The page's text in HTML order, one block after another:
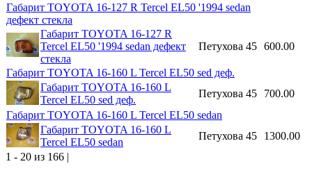
Габарит TOYOTA 16-127 R Tercel EL50 '1994 sedan
дефект стекла
Габарит TOYOTA 16-127 R
Tercel EL50 '1994 sedan дефект
стекла
Петухова 45 600.00
Габарит TOYOTA 16-160 L Tercel EL50 sed деф.
Габарит TOYOTA 16-160 L
Tercel EL50 sed деф.
Петухова 45
700.00
Габарит TOYOTA 16-160 L Tercel EL50 sedan
Габарит TOYOTA 16-160 L
Tercel EL50 sedan
Петухова 45
1300.00
1 - 20 из 166 |